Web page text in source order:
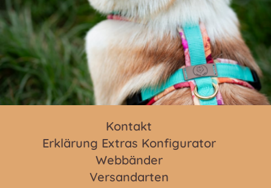
Kontakt
Erklärung Extras Konfigurator
Webbänder
Versandarten